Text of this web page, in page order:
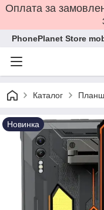
Оплата за
PhonePlanet Store
Каталог
Новинка